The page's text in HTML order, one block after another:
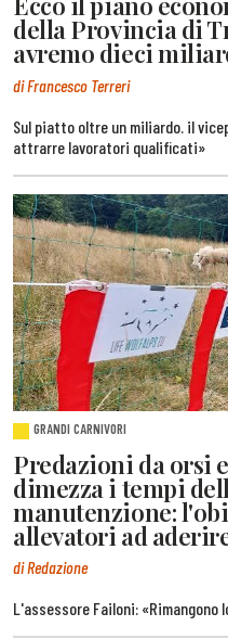
della Provincia di
avremo dieci
di Francesco Terreri
Sul piatto oltre un miliardo. il
attrarre lavoratori qualificati»
GRANDI CARNIVORI
Predazioni da orsi
dimezza i tempi
manutenzione:
allevatori ad
di Redazione
L'assessore Failoni: